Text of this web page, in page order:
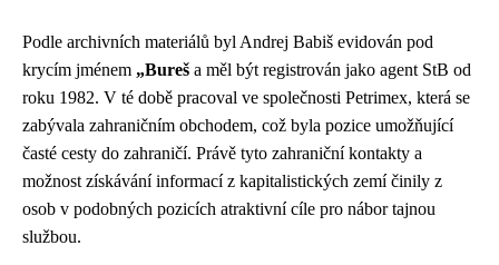
Podle archivních materiálů byl Andrej Babiš evidován pod
krycím jménem „Bureš a měl být registrován jako agent StB od
roku 1982. V té době pracoval ve společnosti Petrimex, která se
zabývala zahraničním obchodem, což byla pozice umožňující
časté cesty do zahraničí. Právě tyto zahraniční kontakty a
možnost získávání informací z kapitalistických zemí činily z
osob v podobných pozicích atraktivní cíle pro nábor tajnou
službou.